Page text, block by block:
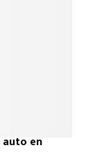
auto en